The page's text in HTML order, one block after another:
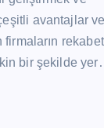
avantajlar ve
firmaların
bir şekilde